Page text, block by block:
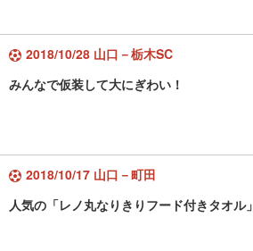
2018/10/28 山口－栃木SC
みんなで仮装して大にぎわい！
2018/10/17 山口－町田
人気の「レノ丸なりきりフード付きタオル」